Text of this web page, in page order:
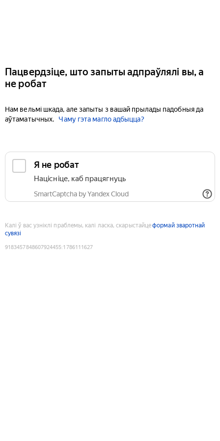
Пацвердзіце, што запыты адпраўлялі вы, а
не робат
Нам вельмі шкада, але запыты з вашай прылады падобныя да
аўтаматычных.
Чаму гэта магло адбыцца?
Я не робат
Націсніце, каб працягнуць
SmartCaptcha by Yandex Cloud
Калі ў вас узніклі праблемы, калі ласка, скарыстайцеформай зваротнай
сувязі
9183457848607924455:1786111627